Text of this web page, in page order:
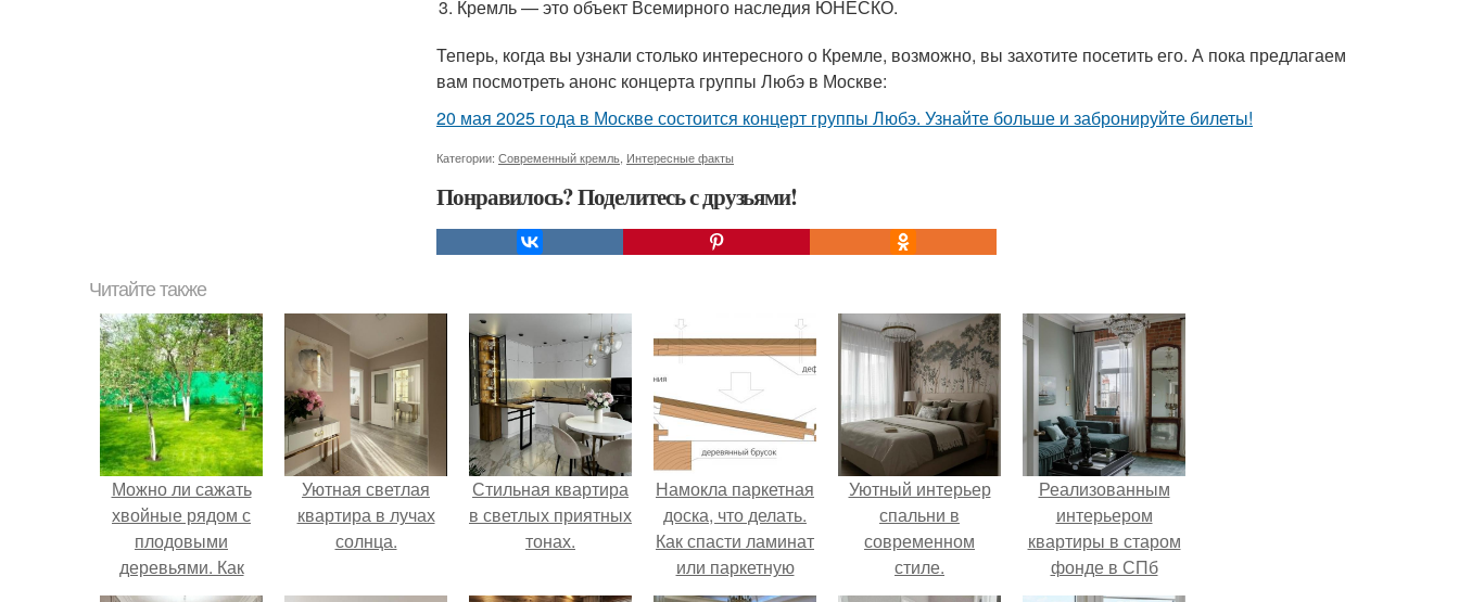
Кремль — это объект Всемирного наследия ЮНЕСКО.
Теперь, когда вы узнали столько интересного о Кремле, возможно, вы захотите посетить его. А пока предлагаем
вам посмотреть анонс концерта группы Любэ в Москве:
20 мая 2025 года в Москве состоится концерт группы Любэ. Узнайте больше и забронируйте билеты!
Категории: Современный кремль Интересные факты
Понравилось? Поделитесь с друзьями!
Читайте также
Можно ли сажать
хвойные рядом с
плодовыми
деревьями. Как
совместить
Уютная светлая
квартира в лучах
солнца.
Стильная квартира
в светлых приятных
тонах.
Намокла паркетная
доска, что делать.
Как спасти ламинат
или паркетную
доску после
Уютный интерьер
спальни в
современном
стиле.
Реализованным
интерьером
квартиры в старом
фонде в СПб
делимся.